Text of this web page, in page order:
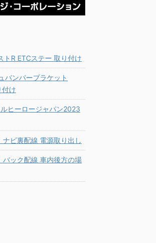
R ETCステー 取り付け
バンパーブラケット
け
ヒーロージャパン2023
ビ裏配線 電源取り出し
ック配線 車内後方の場